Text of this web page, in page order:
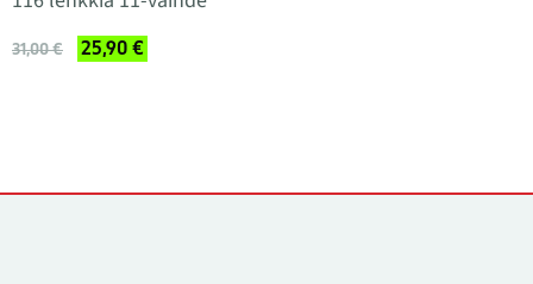
31,00 € 25,90 €